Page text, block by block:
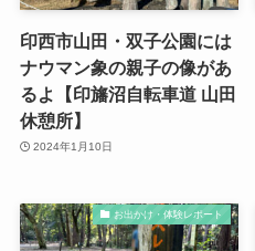
印西市山田・双子公園には
ナウマン象の親子の像があ
るよ【印旛沼自転車道 山田
休憩所】
2024年1月10日
お出かけ・体験レポート